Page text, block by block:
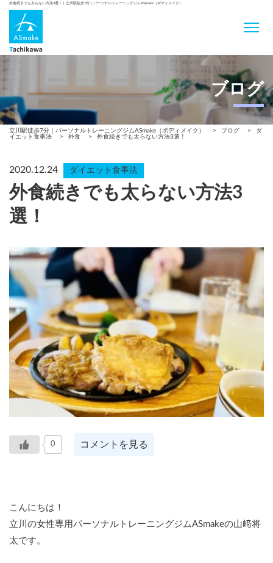
外食続きでも太らない方法3選！ | 立川駅徒歩7分｜パーソナルトレーニングジムASmake（ボディメイク）
ブログ
立川駅徒歩7分｜パーソナルトレーニングジムASmake（ボディメイク） > ブログ >
ダ
イエット食事法
> 外食 > 外食続きでも太らない方法3選！
2020.12.24 ダイエット食事法
外食続きでも太らない方法3
選！
0 コメントを見る
こんにちは！
立川の女性専用パーソナルトレーニングジムASmakeの山﨑将
太です。